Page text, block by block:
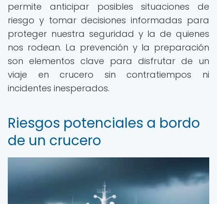
permite anticipar posibles situaciones de
riesgo y tomar decisiones informadas para
proteger nuestra seguridad y la de quienes
nos rodean. La prevención y la preparación
son elementos clave para disfrutar de un
viaje en crucero sin contratiempos ni
incidentes inesperados.
Riesgos potenciales a bordo
de un crucero